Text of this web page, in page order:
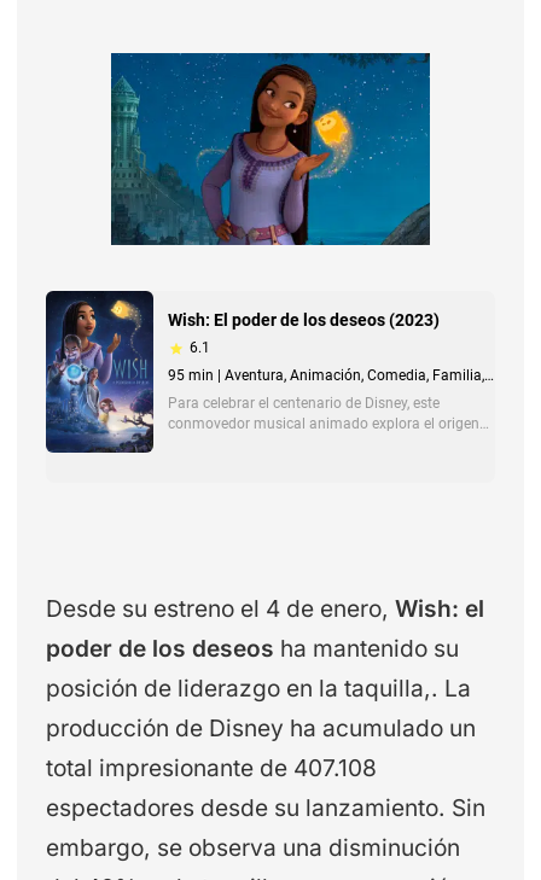
Desde su estreno el 4 de enero,Wish: el
poder de los deseos ha mantenido su
posición de liderazgo en la taquilla,. La
producción de Disney ha acumulado un
total impresionante de 407.108
espectadores desde su lanzamiento. Sin
embargo, se observa una disminución